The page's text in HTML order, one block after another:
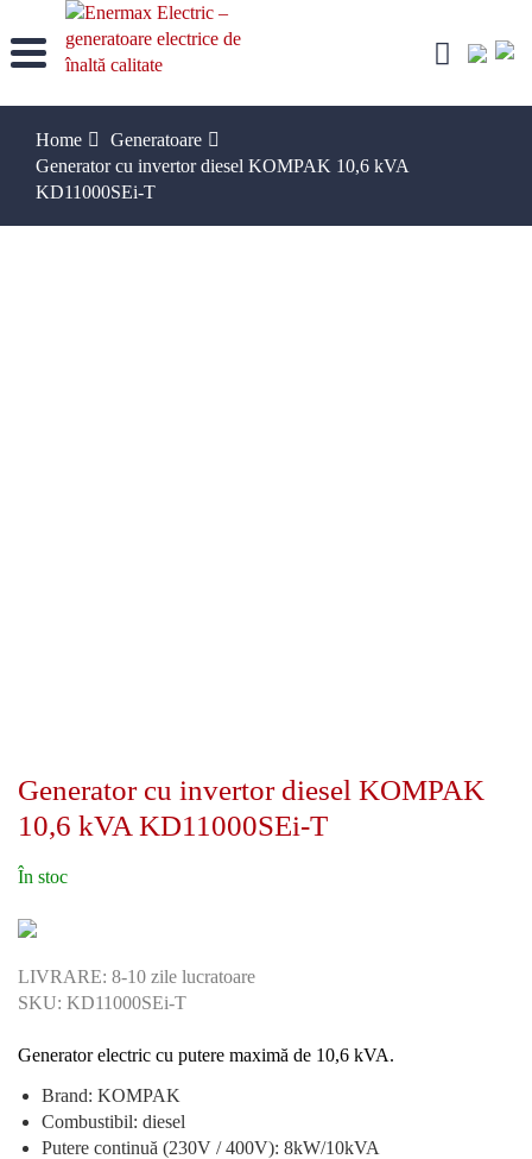
to
content
Home
Generatoare
Generator cu invertor diesel KOMPAK 10,6 kVA
KD11000SEi-T
Generator cu invertor diesel KOMPAK
10,6 kVA KD11000SEi-T
În stoc
LIVRARE: 8-10 zile lucratoare
SKU: KD11000SEi-T
Generator electric cu putere maximă de 10,6 kVA.
Brand: KOMPAK
Combustibil: diesel
Putere continuă (230V / 400V): 8kW/10kVA